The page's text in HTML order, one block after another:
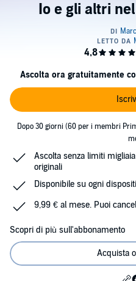
Io e gli altri
Ascolta ora gratuitamente
Dopo 30 giorni (60 per i membri
Ascolta senza limiti
originali
Disponibile su ogni
9,99 € al mese. Puoi
Scopri di più sull'abbonamento
Acquista